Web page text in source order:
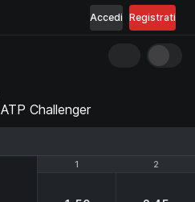
Registrati
Accedi
ATP Challenger
1 2
1 2